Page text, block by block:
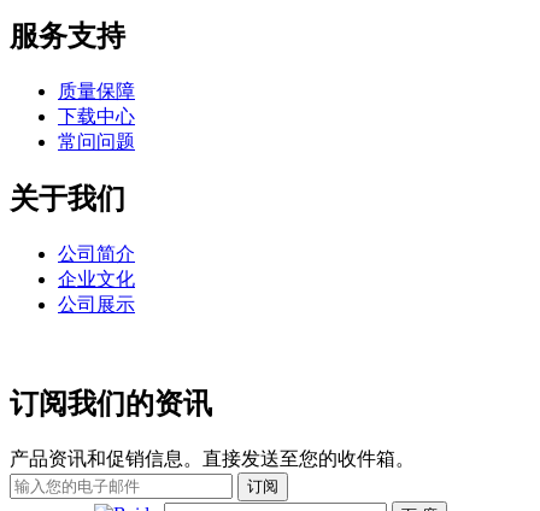
服务支持
质量保障
下载中心
常问问题
关于我们
公司简介
企业文化
公司展示
订阅我们的资讯
产品资讯和促销信息。直接发送至您的收件箱。
订阅